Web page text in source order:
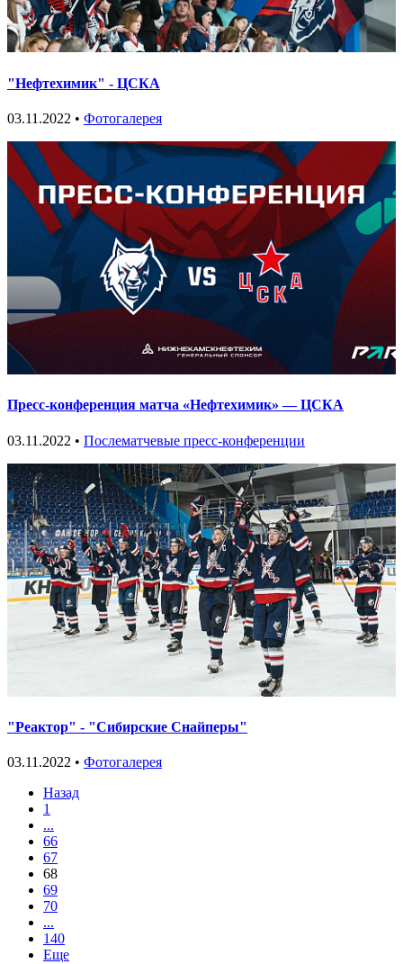
"Нефтехимик" - ЦСКА
03.11.2022 • Фотогалерея
Пресс-конференция матча «Нефтехимик» — ЦСКА
03.11.2022 • Послематчевые пресс-конференции
"Реактор" - "Сибирские Снайперы"
03.11.2022 • Фотогалерея
Назад
1
...
66
67
68
69
70
...
140
Еще